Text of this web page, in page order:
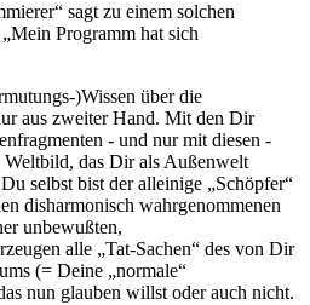
sagt zu einem solchen
Programm hat sich
)Wissen über die
aus zweiter Hand. Mit den Dir
- und nur mit diesen -
das Dir als Außenwelt
selbst bist der alleinige „Schöpfer“
disharmonisch wahrgenommenen
unbewußten,
alle „Tat-Sachen“ des von Dir
(= Deine „normale“
nun glauben willst oder auch nicht.